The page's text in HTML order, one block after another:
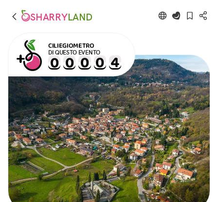
SHARRYLAND
CILIEGIOMETRO
DI QUESTO EVENTO